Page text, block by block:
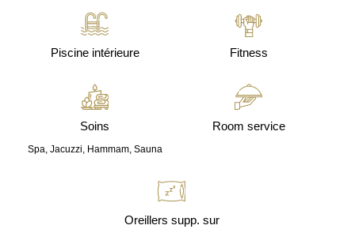
Piscine intérieure Fitness
Soins
Spa, Jacuzzi, Hammam, Sauna
Room service
Oreillers supp. sur